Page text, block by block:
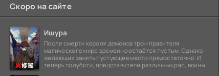
Скоро на сайте
Ишура
После смерти короля демонов трон правителя
магического мира временно остаётся пустым. Однако
желающих занять пустующее место предостаточно. И
теперь полубоги, представители различных рас, воины,